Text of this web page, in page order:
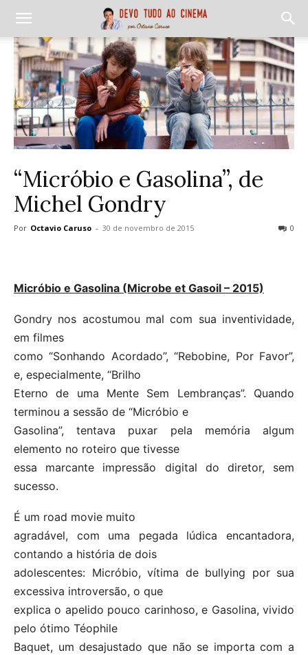
“Micróbio e Gasolina”, de
Michel Gondry
Por Octavio Caruso - 30 de novembro de 2015 0
Micróbio e Gasolina (Microbe et Gasoil – 2015)
Gondry nos acostumou mal com sua inventividade,
em filmes
como “Sonhando Acordado”, “Rebobine, Por Favor”,
e, especialmente, “Brilho
Eterno de uma Mente Sem Lembranças”. Quando
terminou a sessão de “Micróbio e
Gasolina”, tentava puxar pela memória algum
elemento no roteiro que tivesse
essa marcante impressão digital do diretor, sem
sucesso.
É um road movie muito
agradável, com uma pegada lúdica encantadora,
contando a história de dois
adolescentes: Micróbio, vítima de bullying por sua
excessiva introversão, o que
explica o apelido pouco carinhoso, e Gasolina, vivido
pelo ótimo Téophile
Baquet, um desajustado que não se importa com a